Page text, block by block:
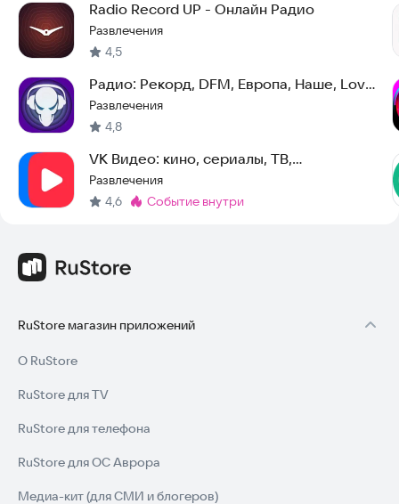
Radio Record UP - Онлайн Радио
Развлечения
4,5
Радио: Рекорд, DFM, Европа, Наше, Love,
Русское
Развлечения
4,8
VK Видео: кино, сериалы, ТВ,
мультфильмы и клипы
Развлечения
4,6 Метка:
событие внутри
RuStore магазин приложений
О RuStore
RuStore для TV
RuStore для телефона
RuStore для ОС Аврора
Медиа-кит (для СМИ и блогеров)